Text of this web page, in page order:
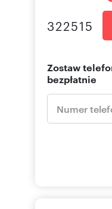
322515
Zostaw
bezpłatnie